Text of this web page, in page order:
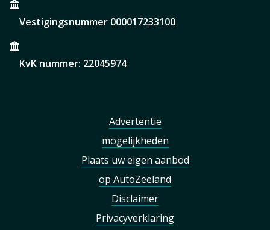
Vestigingsnummer 000017233100
KvK nummer: 22045974
Advertentie
mogelijkheden
Plaats uw eigen aanbod
op AutoZeeland
Disclaimer
Privacyverklaring